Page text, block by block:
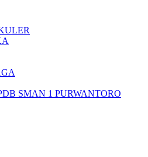
SMAN 1 PURWANTORO